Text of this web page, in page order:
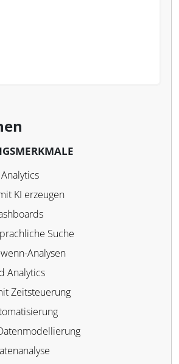
KI erzeugen
Suche
Analysen
Analytics
Zeitsteuerung